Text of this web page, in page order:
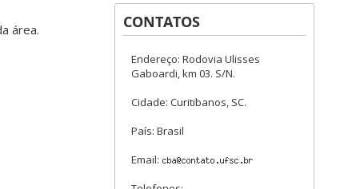
área. CONTATOS
Endereço: Rodovia Ulisses
Gaboardi, km 03. S/N.
Cidade: Curitibanos, SC.
País: Brasil
Email: